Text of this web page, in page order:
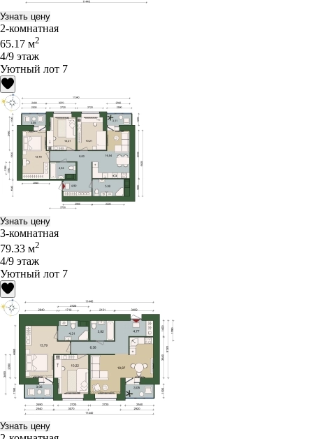
Узнать цену
2-комнатная
65.17 м2
4/9 этаж
Уютный лот 7
Узнать цену
3-комнатная
79.33 м2
4/9 этаж
Уютный лот 7
Узнать цену